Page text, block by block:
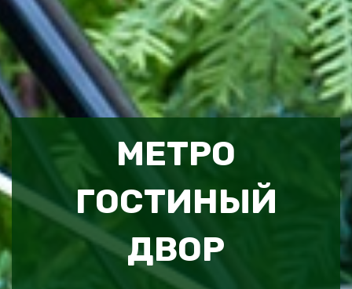
МЕТРО
ГОСТИНЫЙ
ДВОР